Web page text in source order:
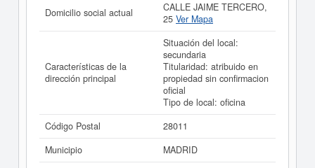
Domicilio social actual
CALLE JAIME TERCERO,
25 Ver Mapa
Características de la
dirección principal
Situación del local:
secundaria
Titularidad: atribuido en
propiedad sin confirmacion
oficial
Tipo de local: oficina
Código Postal
28011
Municipio
MADRID